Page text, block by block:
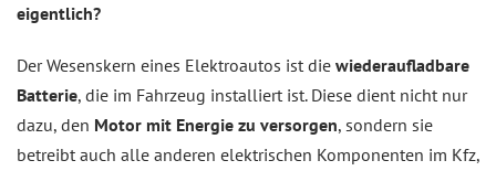
eigentlich?
Der Wesenskern eines Elektroautos ist die wiederaufladbare
Batterie, die im Fahrzeug installiert ist. Diese dient nicht nur
dazu, den Motor mit Energie zu versorgen, sondern sie
betreibt auch alle anderen elektrischen Komponenten im Kfz,